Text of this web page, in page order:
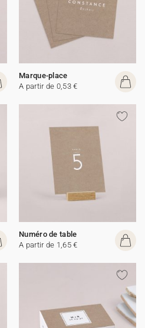
Marque-place
A partir de 0,53 €
Numéro de table
A partir de 1,65 €